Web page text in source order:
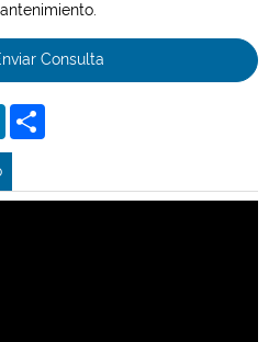
Consulta
LinkedIn